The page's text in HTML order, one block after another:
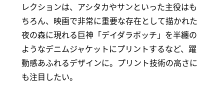
レクションは、アシタカやサンといった主役はも
ちろん、映画で非常に重要な存在として描かれた
夜の森に現れる巨神「デイダラボッチ」を半纏の
ようなデニムジャケットにプリントするなど、躍
動感あふれるデザインに。プリント技術の高さに
も注目したい。